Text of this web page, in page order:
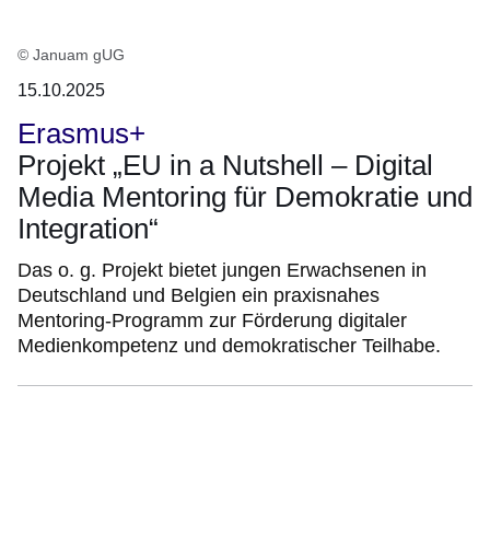
© Januam gUG
15.10.2025
Erasmus+
Projekt „EU in a Nutshell – Digital
Media Mentoring für Demokratie und
Integration“
Das o. g. Projekt bietet jungen Erwachsenen in
Deutschland und Belgien ein praxisnahes
Mentoring-Programm zur Förderung digitaler
Medienkompetenz und demokratischer Teilhabe.